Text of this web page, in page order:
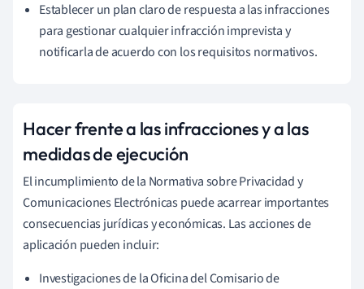
Establecer un plan claro de respuesta a las infracciones
para gestionar cualquier infracción imprevista y
notificarla de acuerdo con los requisitos normativos.
Hacer frente a las infracciones y a las
medidas de ejecución
El incumplimiento de la Normativa sobre Privacidad y
Comunicaciones Electrónicas puede acarrear importantes
consecuencias jurídicas y económicas. Las acciones de
aplicación pueden incluir:
Investigaciones de la Oficina del Comisario de